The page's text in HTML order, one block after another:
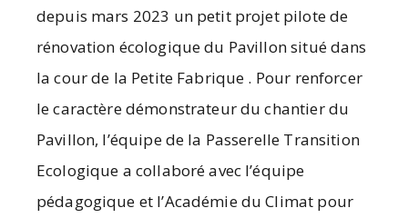
depuis mars 2023 un petit projet pilote de
rénovation écologique du Pavillon situé dans
la cour de la Petite Fabrique . Pour renforcer
le caractère démonstrateur du chantier du
Pavillon, l’équipe de la Passerelle Transition
Ecologique a collaboré avec l’équipe
pédagogique et l’Académie du Climat pour